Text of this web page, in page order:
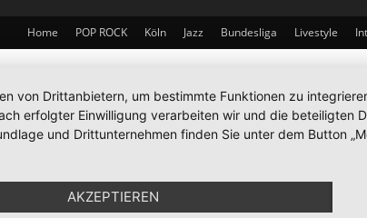
Home POP ROCK Köln Jazz Bundesliga Livestyle
von Drittanbietern, um bestimmte Funktionen zu
erfolgter Einwilligung verarbeiten wir und die beteiligten
und Drittunternehmen finden Sie unter dem Button
AKZEPTIEREN